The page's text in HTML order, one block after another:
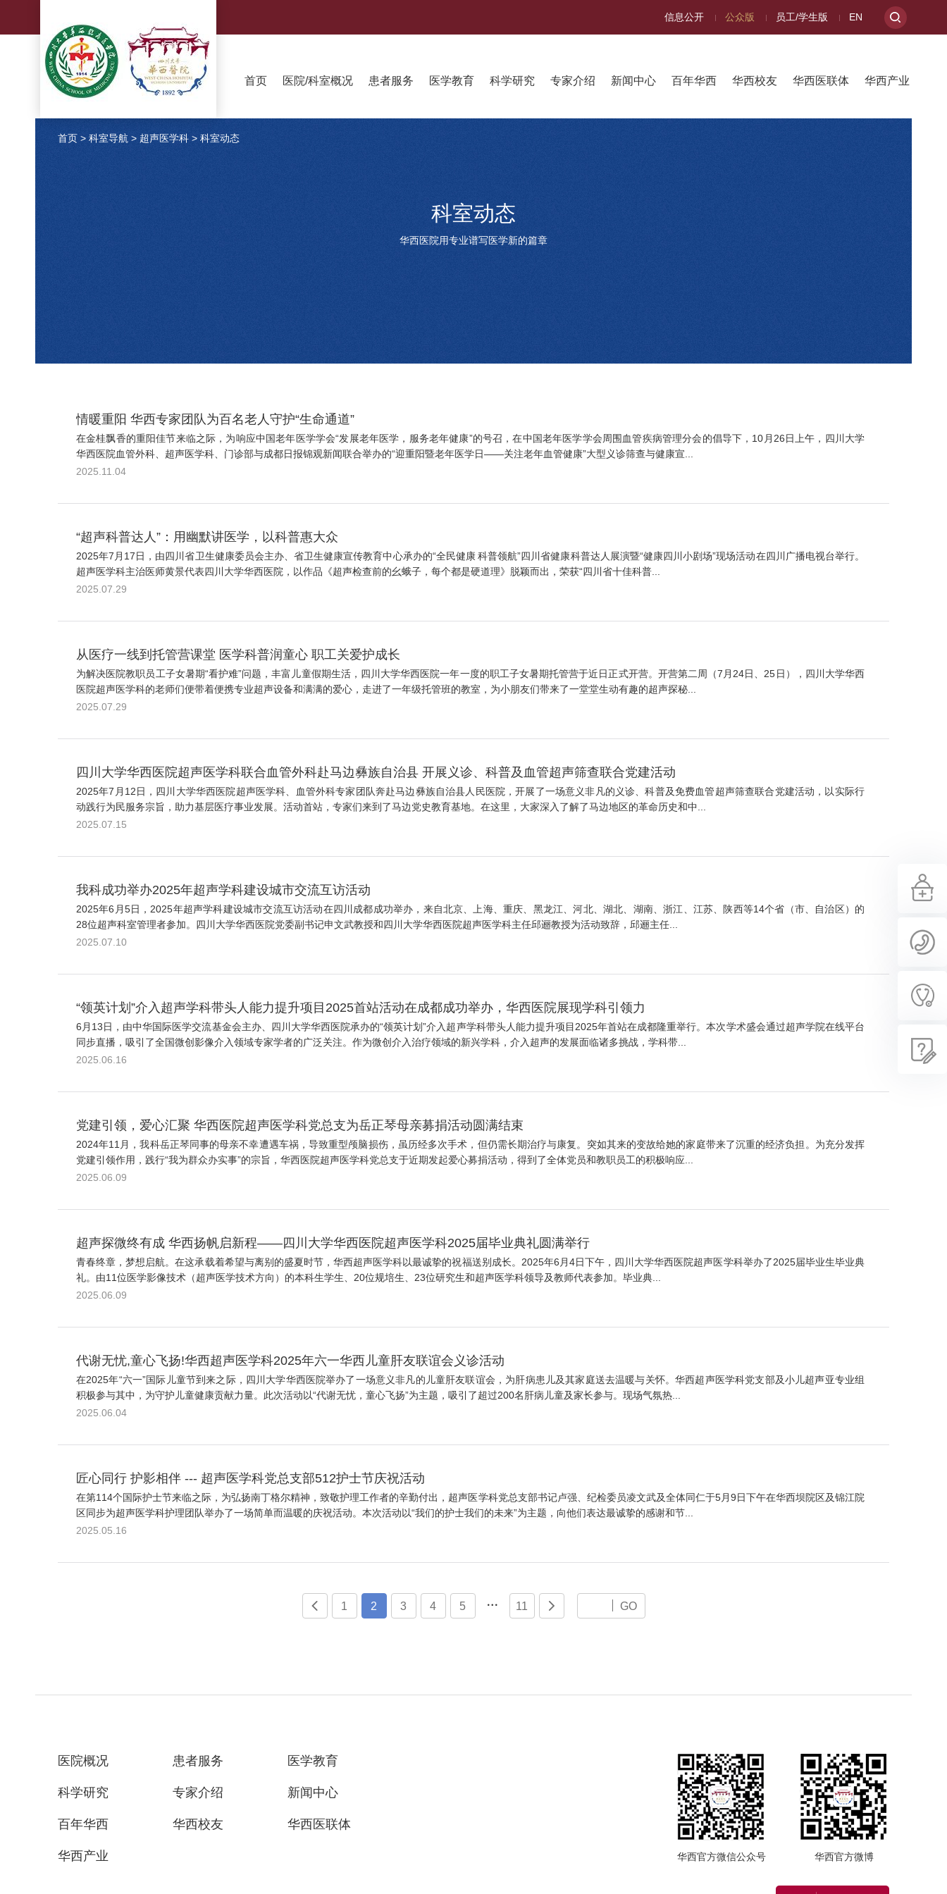
信息公开 公众版 员工/学生版 EN
首页 医院/科室概况 患者服务 医学教育 科学研究 专家介绍 新闻中心 百年华西 华西校友 华西医联体 华西产业
首页 > 科室导航 > 超声医学科 > 科室动态
科室动态
华西医院用专业谱写医学新的篇章
情暖重阳 华西专家团队为百名老人守护“生命通道”
在金桂飘香的重阳佳节来临之际，为响应中国老年医学学会“发展老年医学，服务老年健康”的号召，在中国老年医学学会周围血管疾病管理分会的倡导下，10月26日上午，四川大学
华西医院血管外科、超声医学科、门诊部与成都日报锦观新闻联合举办的“迎重阳暨老年医学日——关注老年血管健康”大型义诊筛查与健康宣...
2025.11.04
“超声科普达人”：用幽默讲医学，以科普惠大众
2025年7月17日，由四川省卫生健康委员会主办、省卫生健康宣传教育中心承办的“全民健康 科普领航”四川省健康科普达人展演暨“健康四川小剧场”现场活动在四川广播电视台举行。
超声医学科主治医师黄景代表四川大学华西医院，以作品《超声检查前的幺蛾子，每个都是硬道理》脱颖而出，荣获“四川省十佳科普...
2025.07.29
从医疗一线到托管营课堂 医学科普润童心 职工关爱护成长
为解决医院教职员工子女暑期“看护难”问题，丰富儿童假期生活，四川大学华西医院一年一度的职工子女暑期托管营于近日正式开营。开营第二周（7月24日、25日），四川大学华西
医院超声医学科的老师们便带着便携专业超声设备和满满的爱心，走进了一年级托管班的教室，为小朋友们带来了一堂堂生动有趣的超声探秘...
2025.07.29
四川大学华西医院超声医学科联合血管外科赴马边彝族自治县 开展义诊、科普及血管超声筛查联合党建活动
2025年7月12日，四川大学华西医院超声医学科、血管外科专家团队奔赴马边彝族自治县人民医院，开展了一场意义非凡的义诊、科普及免费血管超声筛查联合党建活动，以实际行
动践行为民服务宗旨，助力基层医疗事业发展。活动首站，专家们来到了马边党史教育基地。在这里，大家深入了解了马边地区的革命历史和中...
2025.07.15
我科成功举办2025年超声学科建设城市交流互访活动
2025年6月5日，2025年超声学科建设城市交流互访活动在四川成都成功举办，来自北京、上海、重庆、黑龙江、河北、湖北、湖南、浙江、江苏、陕西等14个省（市、自治区）的
28位超声科室管理者参加。四川大学华西医院党委副书记申文武教授和四川大学华西医院超声医学科主任邱逦教授为活动致辞，邱逦主任...
2025.07.10
“领英计划”介入超声学科带头人能力提升项目2025首站活动在成都成功举办，华西医院展现学科引领力
6月13日，由中华国际医学交流基金会主办、四川大学华西医院承办的“领英计划”介入超声学科带头人能力提升项目2025年首站在成都隆重举行。本次学术盛会通过超声学院在线平台
同步直播，吸引了全国微创影像介入领域专家学者的广泛关注。作为微创介入治疗领域的新兴学科，介入超声的发展面临诸多挑战，学科带...
2025.06.16
党建引领，爱心汇聚 华西医院超声医学科党总支为岳正琴母亲募捐活动圆满结束
2024年11月，我科岳正琴同事的母亲不幸遭遇车祸，导致重型颅脑损伤，虽历经多次手术，但仍需长期治疗与康复。突如其来的变故给她的家庭带来了沉重的经济负担。为充分发挥
党建引领作用，践行“我为群众办实事”的宗旨，华西医院超声医学科党总支于近期发起爱心募捐活动，得到了全体党员和教职员工的积极响应...
2025.06.09
超声探微终有成 华西扬帆启新程——四川大学华西医院超声医学科2025届毕业典礼圆满举行
青春终章，梦想启航。在这承载着希望与离别的盛夏时节，华西超声医学科以最诚挚的祝福送别成长。2025年6月4日下午，四川大学华西医院超声医学科举办了2025届毕业生毕业典
礼。由11位医学影像技术（超声医学技术方向）的本科生学生、20位规培生、23位研究生和超声医学科领导及教师代表参加。毕业典...
2025.06.09
代谢无忧,童心飞扬!华西超声医学科2025年六一华西儿童肝友联谊会义诊活动
在2025年“六一”国际儿童节到来之际，四川大学华西医院举办了一场意义非凡的儿童肝友联谊会，为肝病患儿及其家庭送去温暖与关怀。华西超声医学科党支部及小儿超声亚专业组
积极参与其中，为守护儿童健康贡献力量。此次活动以“代谢无忧，童心飞扬”为主题，吸引了超过200名肝病儿童及家长参与。现场气氛热...
2025.06.04
匠心同行 护影相伴 --- 超声医学科党总支部512护士节庆祝活动
在第114个国际护士节来临之际，为弘扬南丁格尔精神，致敬护理工作者的辛勤付出，超声医学科党总支部书记卢强、纪检委员凌文武及全体同仁于5月9日下午在华西坝院区及锦江院
区同步为超声医学科护理团队举办了一场简单而温暖的庆祝活动。本次活动以“我们的护士我们的未来”为主题，向他们表达最诚挚的感谢和节...
2025.05.16
 1 2 3 4 5  11  GO
医院概况 患者服务 医学教育
科学研究 专家介绍 新闻中心
百年华西 华西校友 华西医联体
华西产业 华西官方微信公众号 华西官方微博